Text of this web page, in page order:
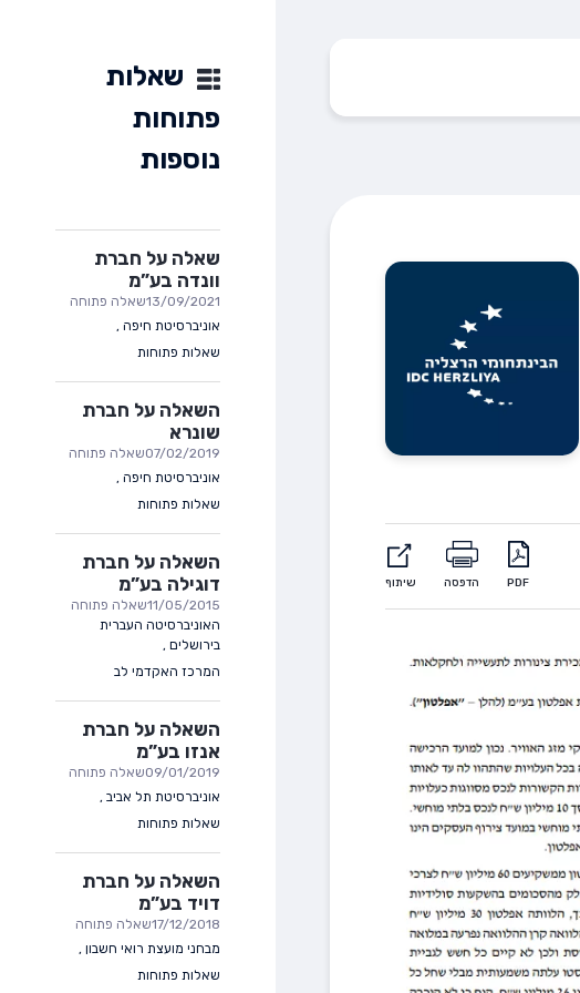
PDF הדפסה שיתוף
שאלות
פתוחות
נוספות
שאלה על חברת
וונדה בע”מ
13/09/2021שאלה פתוחה
אוניברסיטת חיפה ,
שאלות פתוחות
השאלה על חברת
שונרא
07/02/2019שאלה פתוחה
אוניברסיטת חיפה ,
שאלות פתוחות
השאלה על חברת
דוגילה בע”מ
11/05/2015שאלה פתוחה
האוניברסיטה העברית
בירושלים ,
המרכז האקדמי לב
השאלה על חברת
אנזו בע”מ
09/01/2019שאלה פתוחה
אוניברסיטת תל אביב ,
שאלות פתוחות
השאלה על חברת
דויד בע”מ
17/12/2018שאלה פתוחה
מבחני מועצת רואי חשבון ,
שאלות פתוחות